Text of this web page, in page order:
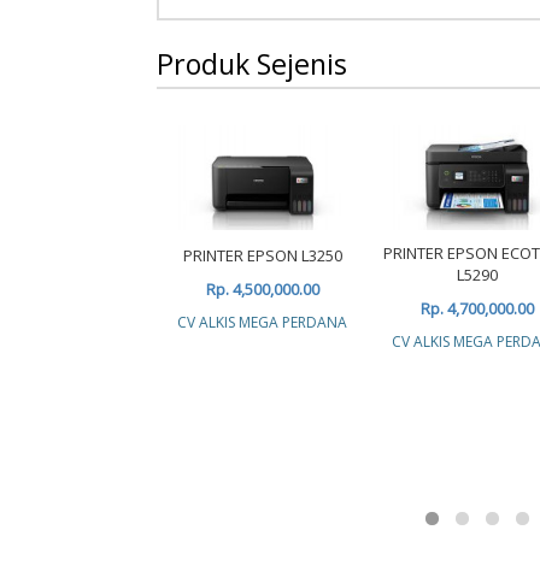
Produk Sejenis
PRINTER EPSON L3250
Rp. 4,500,000.00
CV ALKIS MEGA PERDANA
PRINTER EPSON
L5290
Rp. 4,700,000.00
CV ALKIS MEGA